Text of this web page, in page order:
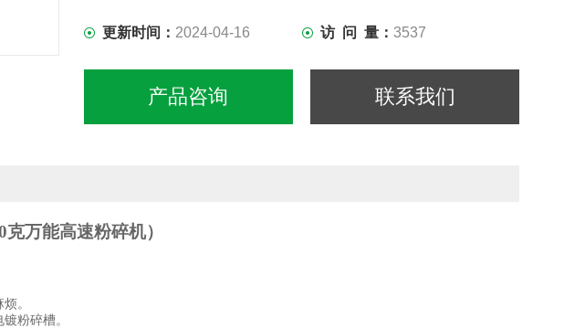
更新时间： 2024-04-16 访 问 量： 3537
产品咨询 联系我们
克万能高速粉碎机）
。
粉碎槽。